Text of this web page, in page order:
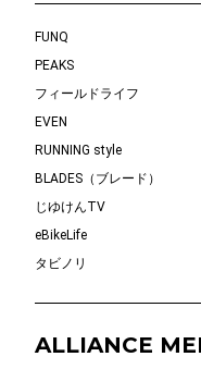
FUNQ
PEAKS
フィールドライフ
EVEN
RUNNING style
BLADES（ブレード）
じゆけんTV
eBikeLife
タビノリ
ALLIANCE